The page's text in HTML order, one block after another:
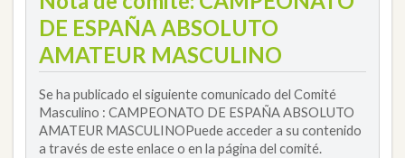
DE ESPAÑA ABSOLUTO
AMATEUR MASCULINO
Se ha publicado el siguiente comunicado del Comité
Masculino : CAMPEONATO DE ESPAÑA ABSOLUTO
AMATEUR MASCULINOPuede acceder a su contenido
a través de este enlace o en la página del comité.